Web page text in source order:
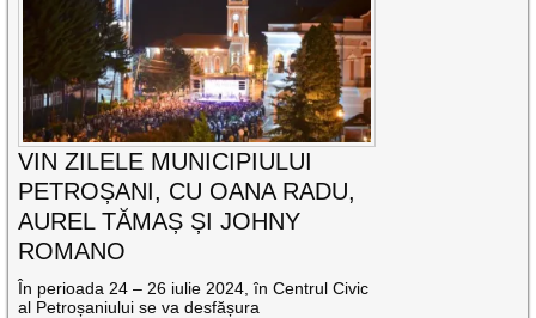
VIN ZILELE MUNICIPIULUI
PETROȘANI, CU OANA RADU,
AUREL TĂMAȘ ȘI JOHNY
ROMANO
În perioada 24 – 26 iulie 2024, în Centrul Civic
al Petroșaniului se va desfășura